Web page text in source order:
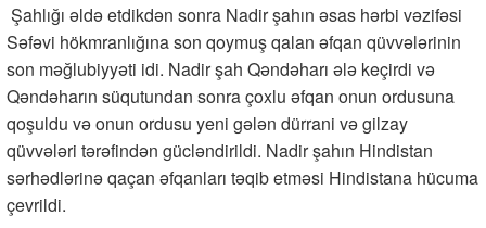
Şahlığı əldə etdikdən sonra Nadir şahın əsas hərbi vəzifəsi
Səfəvi hökmranlığına son qoymuş qalan əfqan qüvvələrinin
son məğlubiyyəti idi. Nadir şah Qəndəharı ələ keçirdi və
Qəndəharın süqutundan sonra çoxlu əfqan onun ordusuna
qoşuldu və onun ordusu yeni gələn dürrani və gilzay
qüvvələri tərəfindən gücləndirildi. Nadir şahın Hindistan
sərhədlərinə qaçan əfqanları təqib etməsi Hindistana hücuma
çevrildi.